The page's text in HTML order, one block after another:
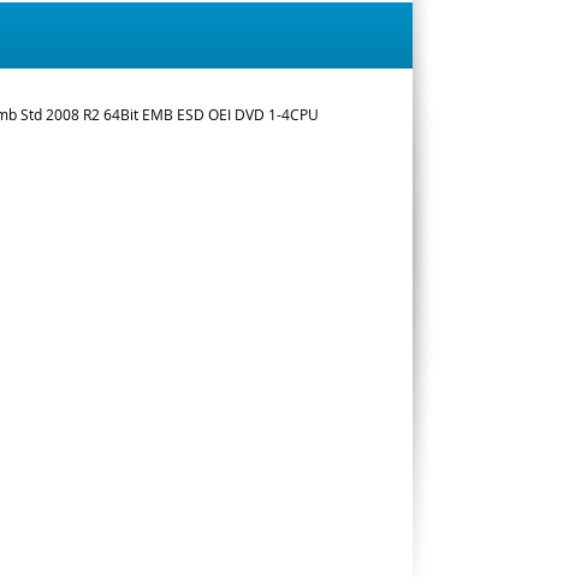
Std 2008 R2 64Bit EMB ESD OEI DVD 1-4CPU